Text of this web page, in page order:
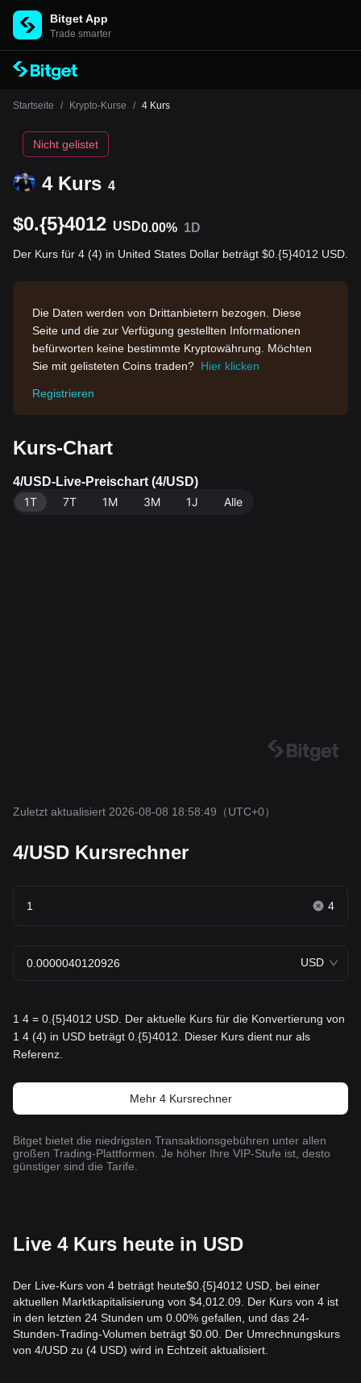
Bitget App
Trade smarter
Startseite / Krypto-Kurse / 4 Kurs
4 Kurs 4
Nicht gelistet
$0.{5}4012 USD0.00% 1D
Der Kurs für 4 (4) in United States Dollar beträgt $0.{5}4012 USD.
Die Daten werden von Drittanbietern bezogen. Diese
Seite und die zur Verfügung gestellten Informationen
befürworten keine bestimmte Kryptowährung. Möchten
Sie mit gelisteten Coins traden? Hier klicken
Registrieren
Kurs-Chart
4/USD-Live-Preischart (4/USD)
1T
7T 1M 3M 1J Alle
Zuletzt aktualisiert 2026-08-08 18:58:49 （UTC+0）
4/USD Kursrechner
4
USD
1 4 = 0.{5}4012 USD. Der aktuelle Kurs für die Konvertierung von
1 4 (4) in USD beträgt 0.{5}4012. Dieser Kurs dient nur als
Referenz.
Mehr 4 Kursrechner
Bitget bietet die niedrigsten Transaktionsgebühren unter allen
großen Trading-Plattformen. Je höher Ihre VIP-Stufe ist, desto
günstiger sind die Tarife.
Live 4 Kurs heute in USD
Der Live-Kurs von 4 beträgt heute$0.{​5}4012 USD, bei einer
aktuellen Marktkapitalisierung von $4,012.09. Der Kurs von 4 ist
in den letzten 24 Stunden um 0.00% gefallen, und das 24-
Stunden-Trading-Volumen beträgt $0.00. Der Umrechnungskurs
von 4/USD zu (4 USD) wird in Echtzeit aktualisiert.